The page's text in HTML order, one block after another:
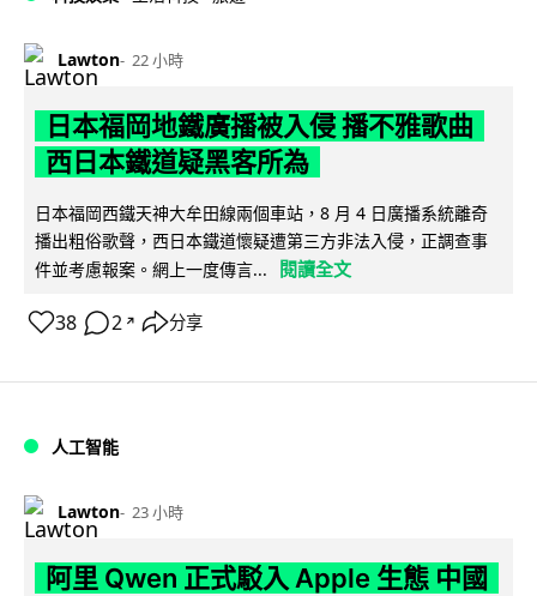
Lawton 22 小時
日本福岡地鐵廣播被入侵 播不雅歌曲
西日本鐵道疑黑客所為
日本福岡西鐵天神大牟田線兩個車站，8 月 4 日廣播系統離奇
播出粗俗歌聲，西日本鐵道懷疑遭第三方非法入侵，正調查事
件並考慮報案。網上一度傳言...
閱讀全文
38 2 ↗ 分享
人工智能
Lawton 23 小時
阿里 Qwen 正式駁入 Apple 生態 中國